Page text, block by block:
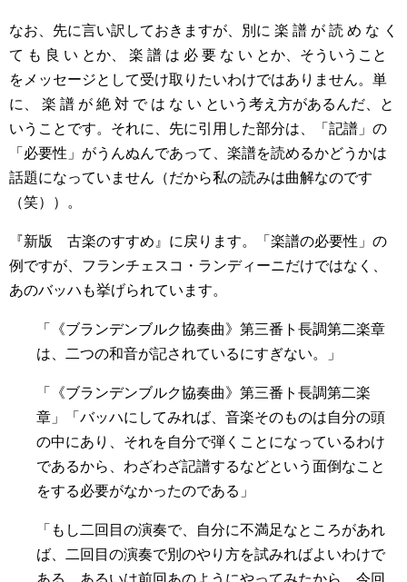
なお、先に言い訳しておきますが、別に 楽 譜 が 読 め な く
て も 良 い とか、 楽 譜 は 必 要 な い とか、そういうこと
をメッセージとして受け取りたいわけではありません。単
に、 楽 譜 が 絶 対 で は な い という考え方があるんだ、と
いうことです。それに、先に引用した部分は、「記譜」の
「必要性」がうんぬんであって、楽譜を読めるかどうかは
話題になっていません（だから私の読みは曲解なのです
（笑））。
『新版 古楽のすすめ』に戻ります。「楽譜の必要性」の
例ですが、フランチェスコ・ランディーニだけではなく、
あのバッハも挙げられています。
「《ブランデンブルク協奏曲》第三番ト長調第二楽章
は、二つの和音が記されているにすぎない。」
「《ブランデンブルク協奏曲》第三番ト長調第二楽
章」「バッハにしてみれば、音楽そのものは自分の頭
の中にあり、それを自分で弾くことになっているわけ
であるから、わざわざ記譜するなどという面倒なこと
をする必要がなかったのである」
「もし二回目の演奏で、自分に不満足なところがあれ
ば、二回目の演奏で別のやり方を試みればよいわけで
ある。あるいは前回あのようにやってみたから、今回